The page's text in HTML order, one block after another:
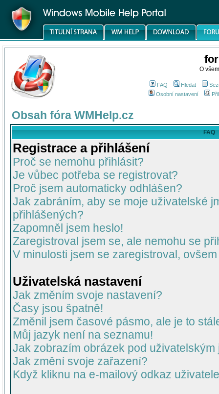
O
FAQ Hledat
Osobní nastavení
Obsah fóra WMHelp.cz
FAQ
Registrace a přihlášení
Proč se nemohu přihlásit?
Je vůbec potřeba se registrovat?
Proč jsem automaticky odhlášen?
Jak zabráním, aby se moje uživatelské
přihlášených?
Zapomněl jsem heslo!
Zaregistroval jsem se, ale nemohu se
V minulosti jsem se zaregistroval,
Uživatelská nastavení
Jak změním svoje nastavení?
Časy jsou špatně!
Změnil jsem časové pásmo, ale je to
Můj jazyk není na seznamu!
Jak zobrazím obrázek pod uživatelským
Jak změní svoje zařazení?
Když kliknu na e-mailový odkaz